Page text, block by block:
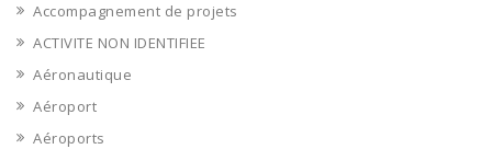
Accompagnement de projets
ACTIVITE NON IDENTIFIEE
Aéronautique
Aéroport
Aéroports